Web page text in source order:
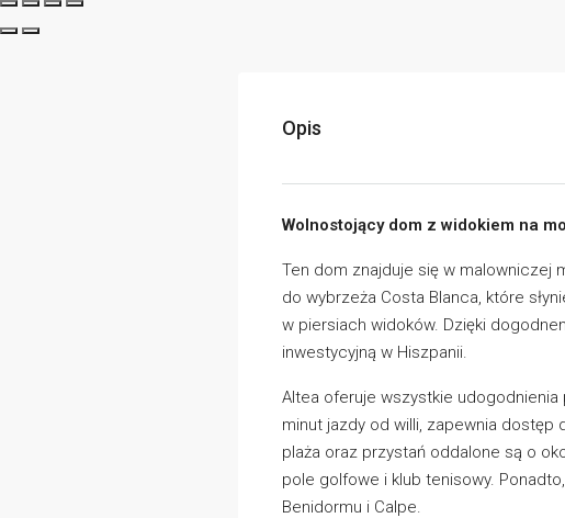
Opis
Wolnostojący dom z widokiem na
Ten dom znajduje się w malowniczej
do wybrzeża Costa Blanca, które
w piersiach widoków. Dzięki
inwestycyjną w Hiszpanii.
Altea oferuje wszystkie
minut jazdy od willi, zapewnia dostęp
plaża oraz przystań oddalone są o
pole golfowe i klub tenisowy.
Benidormu i Calpe.